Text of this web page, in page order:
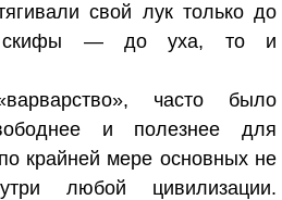
свой лук только до
скифы — до уха, то и
часто было
и полезнее для
крайней мере основных не
любой цивилизации.